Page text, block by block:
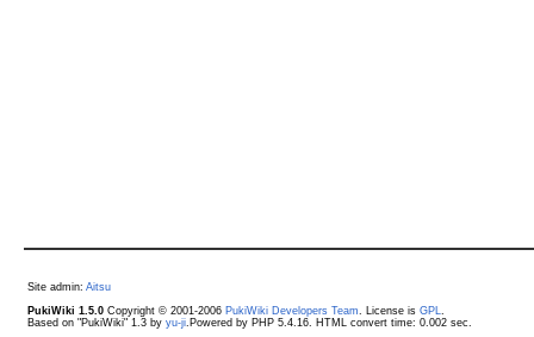
Site admin: Aitsu
PukiWiki 1.5.0Copyright © 2001-2006 PukiWiki Developers Team . License is GPL
Based on "PukiWiki" 1.3 by yu-ji.Powered by PHP 5.4.16. HTML convert time: 0.002 sec.